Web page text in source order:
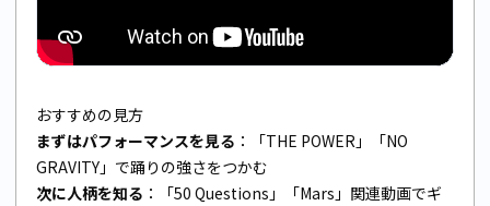
おすすめの見方
まずはパフォーマンスを見る ：「THE POWER」「NO
GRAVITY」で踊りの強さをつかむ
次に人柄を知る ：「50 Questions」「Mars」関連動画でギ